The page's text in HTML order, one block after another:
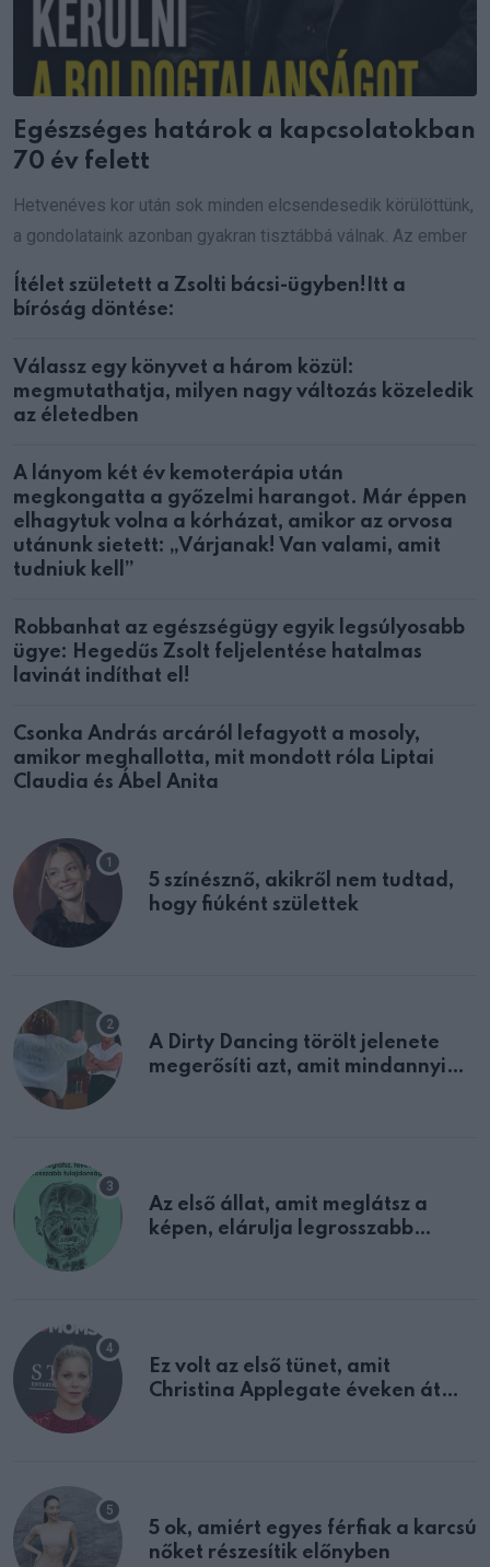
Egészséges határok a kapcsolatokban
70 év felett
Hetvenéves kor után sok minden elcsendesedik körülöttünk,
a gondolataink azonban gyakran tisztábbá válnak. Az ember
Ítélet született a Zsolti bácsi-ügyben!Itt a
bíróság döntése:
Válassz egy könyvet a három közül:
megmutathatja, milyen nagy változás közeledik
az életedben
A lányom két év kemoterápia után
megkongatta a győzelmi harangot. Már éppen
elhagytuk volna a kórházat, amikor az orvosa
utánunk sietett: „Várjanak! Van valami, amit
tudniuk kell”
Robbanhat az egészségügy egyik legsúlyosabb
ügye: Hegedűs Zsolt feljelentése hatalmas
lavinát indíthat el!
Csonka András arcáról lefagyott a mosoly,
amikor meghallotta, mit mondott róla Liptai
Claudia és Ábel Anita
5 színésznő, akikről nem tudtad,
hogy fiúként születtek
A Dirty Dancing törölt jelenete
megerősíti azt, amit mindannyian
Az első állat, amit meglátsz a
képen, elárulja legrosszabb
Ez volt az első tünet, amit
Christina Applegate éveken át
5 ok, amiért egyes férfiak a karcsú
nőket részesítik előnyben